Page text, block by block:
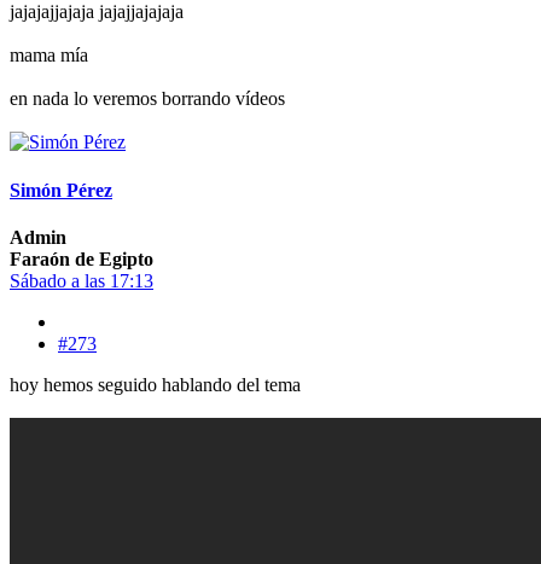
jajajajjajaja jajajjajajaja
mama mía
en nada lo veremos borrando vídeos
Simón Pérez
Admin
Faraón de Egipto
Sábado a las 17:13
#273
hoy hemos seguido hablando del tema